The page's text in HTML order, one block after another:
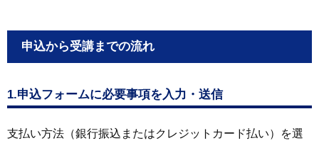
申込から受講までの流れ
1.申込フォームに必要事項を入力・送信
支払い方法（銀行振込またはクレジットカード払い）を選